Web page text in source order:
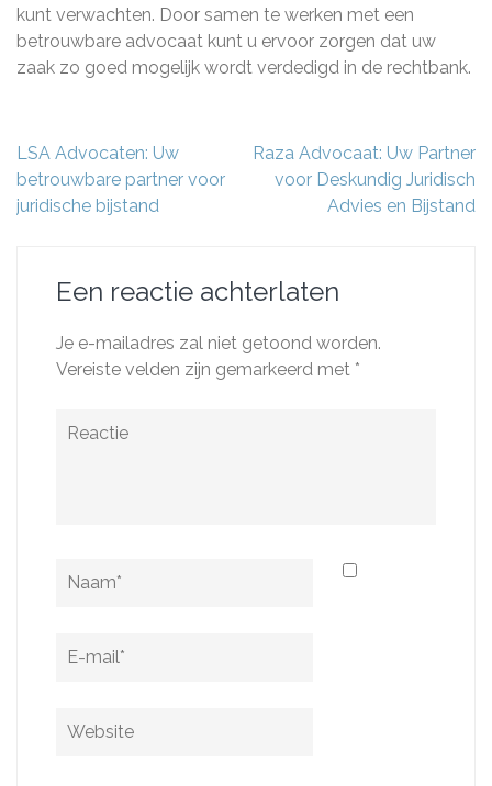
kunt verwachten. Door samen te werken met een
betrouwbare advocaat kunt u ervoor zorgen dat uw
zaak zo goed mogelijk wordt verdedigd in de rechtbank.
Berichtnavigatie
LSA Advocaten: Uw
betrouwbare partner voor
juridische bijstand
Raza Advocaat: Uw Partner
voor Deskundig Juridisch
Advies en Bijstand
Een reactie achterlaten
Je e-mailadres zal niet getoond worden.
Vereiste velden zijn gemarkeerd met *
Reactie
Naam
E-
Website